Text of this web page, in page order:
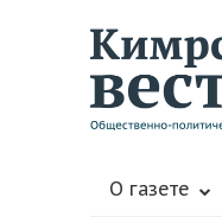
О газете